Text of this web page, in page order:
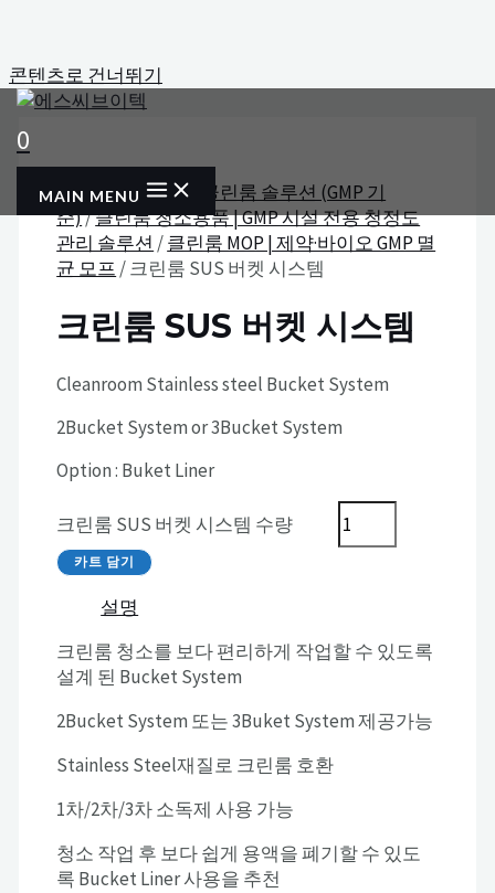
콘텐츠로 건너뛰기
0
MAIN MENU
홈/ 제약/바이오 | 클린룸 솔루션 (GMP 기
준)/클린룸 청소용품 | GMP 시설 전용 청정도
관리 솔루션 /클린룸 MOP | 제약·바이오 GMP 멸
균 모프 / 크린룸 SUS 버켓 시스템
크린룸 SUS 버켓 시스템
Cleanroom Stainless steel Bucket System
2Bucket System or 3Bucket System
Option : Buket Liner
크린룸 SUS 버켓 시스템 수량
카트 담기
설명
크린룸 청소를 보다 편리하게 작업할 수 있도록
설계 된 Bucket System
2Bucket System 또는 3Buket System 제공가능
Stainless Steel재질로 크린룸 호환
1차/2차/3차 소독제 사용 가능
청소 작업 후 보다 쉽게 용액을 폐기할 수 있도
록 Bucket Liner 사용을 추천